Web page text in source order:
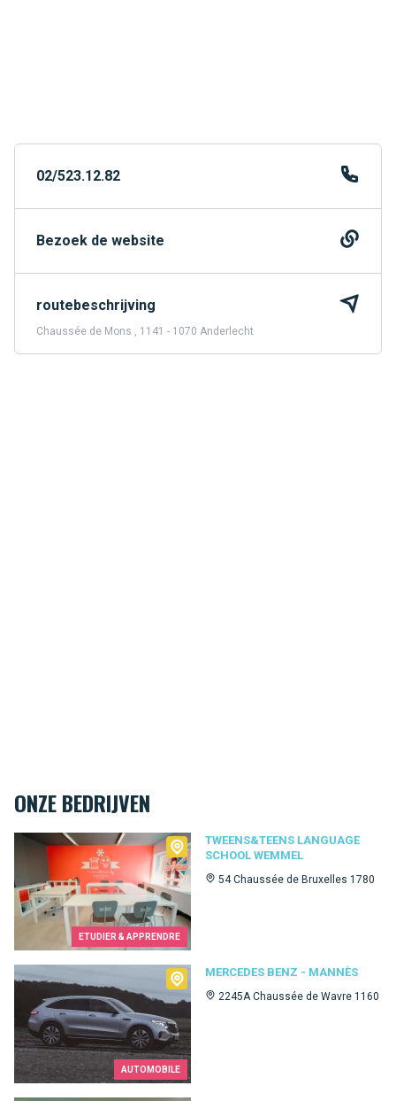
02/523.12.82
Bezoek de website
routebeschrijving
Chaussée de Mons , 1141 - 1070 Anderlecht
ONZE BEDRIJVEN
ETUDIER & APPRENDRE
TWEENS&TEENS LANGUAGE
SCHOOL WEMMEL
54 Chaussée de Bruxelles 1780
Tweens&Teens language school Wemmel
AUTOMOBILE
MERCEDES BENZ - MANNÈS
2245A Chaussée de Wavre 1160
Mercedes Benz - Mannès